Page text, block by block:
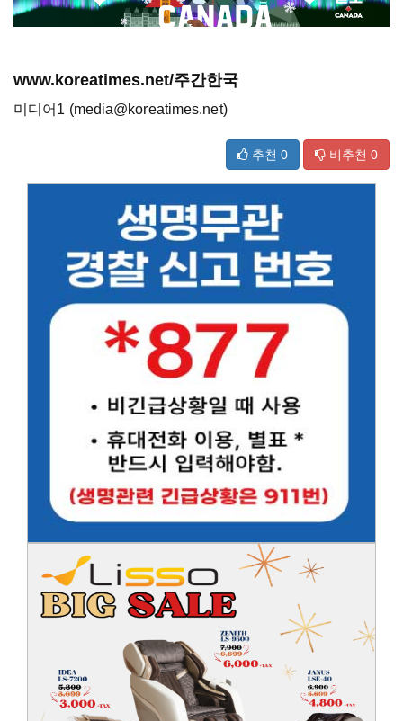
www.koreatimes.net/주간한국
미디어1 (media@koreatimes.net)
추천 0 비추천 0